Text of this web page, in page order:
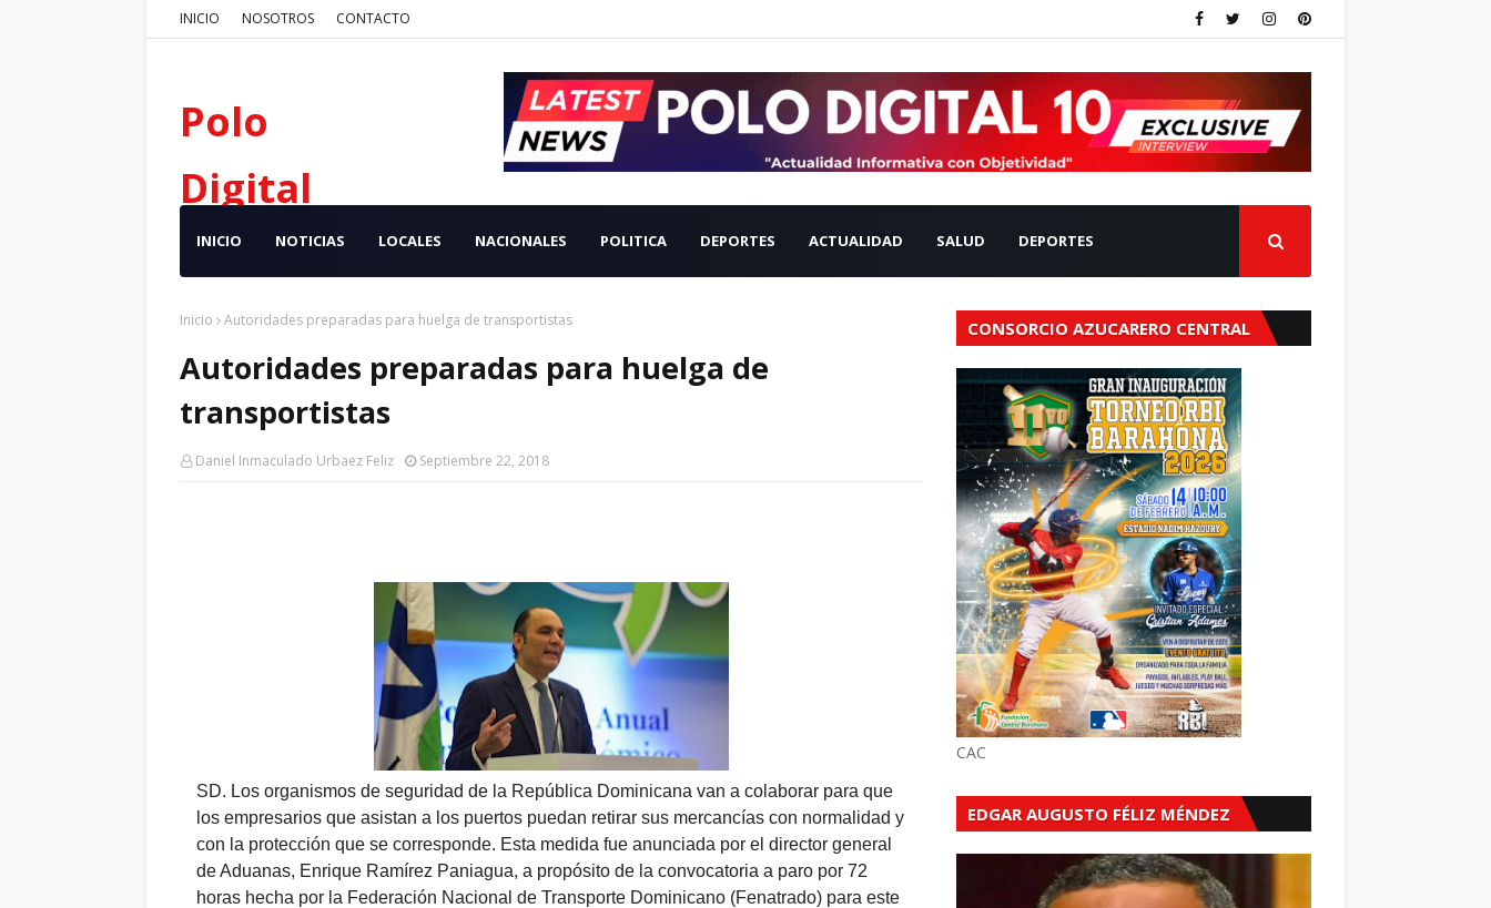
INICIO NOSOTROS CONTACTO
Polo
Digital
INICIO NOTICIAS LOCALES NACIONALES POLITICA DEPORTES ACTUALIDAD SALUD DEPORTES
Inicio Autoridades preparadas para huelga de transportistas
Autoridades preparadas para huelga de
transportistas
Daniel Inmaculado Urbaez Feliz Septiembre 22, 2018
SD. Los organismos de seguridad de la República Dominicana van a colaborar para que
los empresarios que asistan a los puertos puedan retirar sus mercancías con normalidad y
con la protección que se corresponde. Esta medida fue anunciada por el director general
de Aduanas, Enrique Ramírez Paniagua, a propósito de la convocatoria a paro por 72
horas hecha por la Federación Nacional de Transporte Dominicano (Fenatrado) para este
CONSORCIO AZUCARERO CENTRAL
CAC
EDGAR AUGUSTO FÉLIZ MÉNDEZ